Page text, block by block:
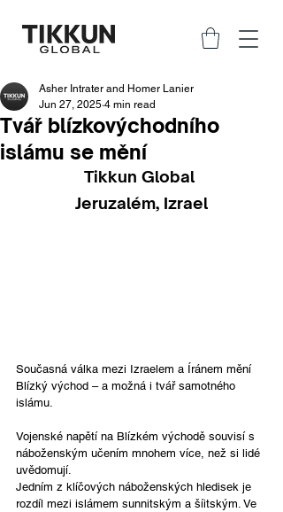
Tvář blízkovýchodního
islámu se mění
Asher Intrater and Homer Lanier
Jun 27, 2025 4 min read
Tikkun Global
Jeruzalém, Izrael
Současná válka mezi Izraelem a Íránem mění
Blízký východ – a možná i tvář samotného
islámu.
Vojenské napětí na Blízkém východě souvisí s
náboženským učením mnohem více, než si lidé
uvědomují.
Jedním z klíčových náboženských hledisek je
rozdíl mezi islámem sunnitským a šíitským. Ve